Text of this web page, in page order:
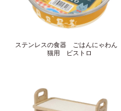
ステンレスの食器 ごはんにゃわん
猫用 ビストロ